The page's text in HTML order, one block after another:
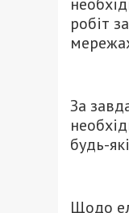
робіт
За
будь-
Щодо